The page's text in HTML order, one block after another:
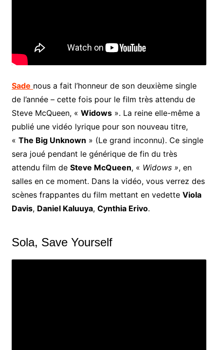
Sade nous a fait l’honneur de son deuxième single
de l’année – cette fois pour le film très attendu de
Steve McQueen, « Widows». La reine elle-même a
publié une vidéo lyrique pour son nouveau titre,
« The Big Unknown » (Le grand inconnu). Ce single
sera joué pendant le générique de fin du très
attendu film de Steve McQueen, « Widows », en
salles en ce moment. Dans la vidéo, vous verrez des
scènes frappantes du film mettant en vedette Viola
Davis, Daniel Kaluuya, Cynthia Erivo.
Sola, Save Yourself